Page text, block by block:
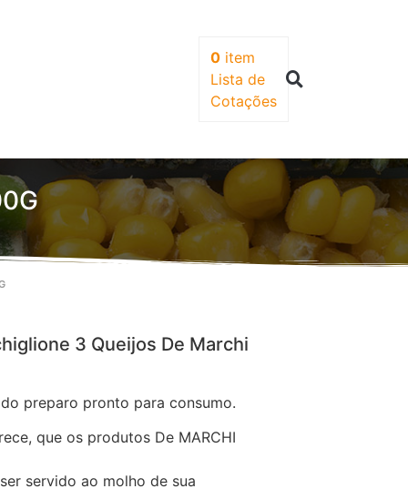
0item
Lista de
Cotações
3 Queijos De Marchi
preparo pronto para consumo.
que os produtos De MARCHI
servido ao molho de sua